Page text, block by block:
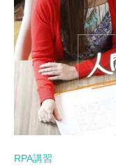
ミ
RPA講習